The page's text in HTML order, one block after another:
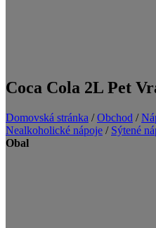
Coca Cola 2L Pet
Domovská stránka /Obchod /
Nealkoholické nápoje / Sýtené
Obal